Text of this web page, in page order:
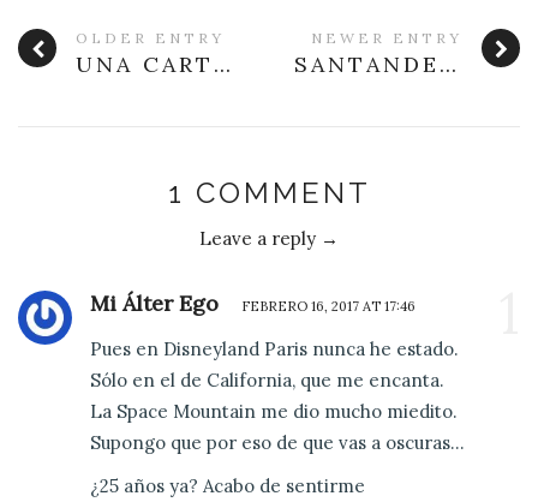
OLDER ENTRY
UNA CARTA DE MI PADRE
NEWER ENTRY
SANTANDER SOCIAL WEEKEND: ESTAMOS AQUÍ PARA CONECTAR #SSW2017
1 COMMENT
Leave a reply →
Mi Álter Ego FEBRERO 16, 2017 AT 17:46
Pues en Disneyland Paris nunca he estado.
Sólo en el de California, que me encanta.
La Space Mountain me dio mucho miedito.
Supongo que por eso de que vas a oscuras…
¿25 años ya? Acabo de sentirme